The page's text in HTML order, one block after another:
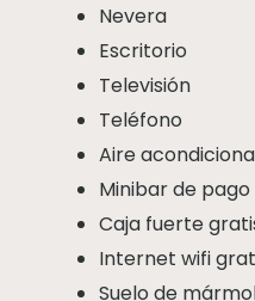
Nevera
Escritorio
Televisión
Teléfono
Aire
Minibar de pago
Caja fuerte
Internet wifi
Suelo de